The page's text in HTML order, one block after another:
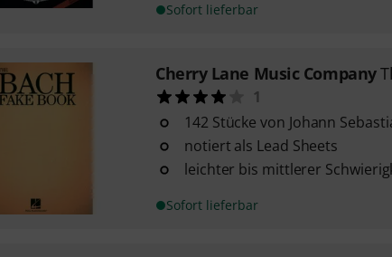
Sofort lieferbar
Cherry Lane Music Company
1
142 Stücke von Johann
notiert als Lead Sheets
leichter bis mittlerer
Sofort lieferbar